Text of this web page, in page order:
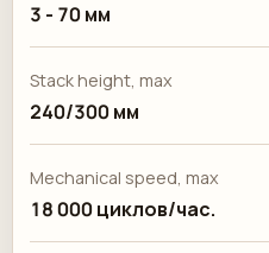
3 - 70 мм
Stack height, max
240/300 мм
Mechanical speed, max
18 000 циклов/час.